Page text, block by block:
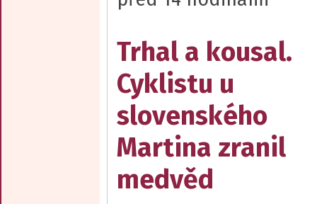
Trhal a kousal.
Cyklistu u
slovenského
Martina zranil
medvěd